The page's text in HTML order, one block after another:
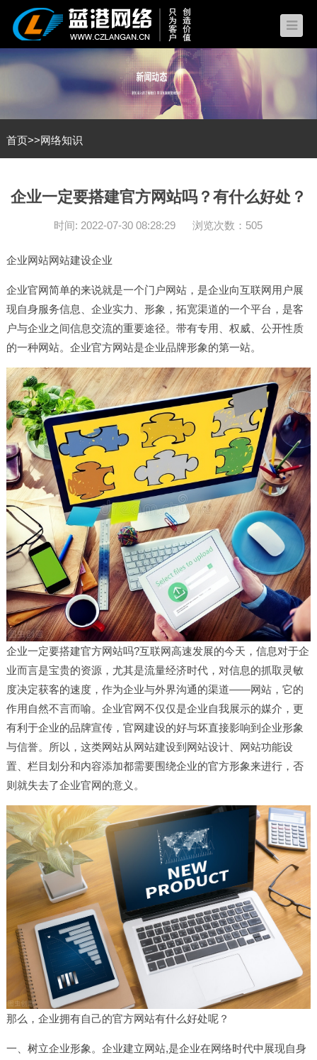
首页>>网络知识
企业一定要搭建官方网站吗？有什么好处？
时间: 2022-07-30 08:28:29 浏览次数：505
企业网站网站建设企业
企业官网简单的来说就是一个门户网站，是企业向互联网用户展
现自身服务信息、企业实力、形象，拓宽渠道的一个平台，是客
户与企业之间信息交流的重要途径。带有专用、权威、公开性质
的一种网站。企业官方网站是企业品牌形象的第一站。
企业一定要搭建官方网站吗?互联网高速发展的今天，信息对于企
业而言是宝贵的资源，尤其是流量经济时代，对信息的抓取灵敏
度决定获客的速度，作为企业与外界沟通的渠道——网站，它的
作用自然不言而喻。企业官网不仅仅是企业自我展示的媒介，更
有利于企业的品牌宣传，官网建设的好与坏直接影响到企业形象
与信誉。所以，这类网站从网站建设到网站设计、网站功能设
置、栏目划分和内容添加都需要围绕企业的官方形象来进行，否
则就失去了企业官网的意义。
那么，企业拥有自己的官方网站有什么好处呢？
一、树立企业形象。企业建立网站,是企业在网络时代中展现自身